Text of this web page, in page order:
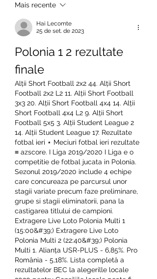
Mais recente
Hai Lecomte
25 de set. de 2023
Polonia 1 2 rezultate
finale
Alții Short Football 2x2 44. Alții Short
Football 2x2 L2 11. Alții Short Football
3x3 20. Alții Short Football 4x4 14. Alții
Short Football 4x4 L2 9. Alții Short
Football 5x5 3. Alții Student League 2
14. Alții Student League 17. Rezultate
fotbal ieri ⋆ Meciuri fotbal ieri rezultate
≡ azscore. I Liga 2019/2020 I Liga e o
competitie de fotbal jucata in Polonia.
Sezonul 2019/2020 include 4 echipe
care concureaza pe parcursul unor
stagii variate precum faze preliminare,
grupe si stagii eliminatorii, pana la
castigarea titlului de campioni.
Extragere Live Loto Polonia Multi 1
(15:00&#39;) Extragere Live Loto
Polonia Multi 2 (22:40&#39;) Polonia
Multi 1. Alianța USR-PLUS - 6,85%. Pro
România - 5,18%. Lista completă a
rezultatelor BEC la alegerille locale